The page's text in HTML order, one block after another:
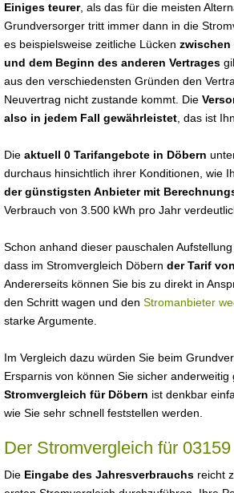
Einiges teurer, als das für die meisten
Grundversorger tritt immer dann in die
es beispielsweise zeitliche Lücken zwischen
und dem Beginn des anderen Vertrages
aus den verschiedensten Gründen den
Neuvertrag nicht zustande kommt. Die
also in jedem Fall gewährleistet , das ist
Die aktuell 0 Tarifangebote in Döbern
durchaus hinsichtlich ihrer Konditionen, wie
der günstigsten Anbieter mit
Verbrauch von 3.500 kWh pro Jahr
Schon anhand dieser pauschalen
dass im Stromvergleich Döbern der Tarif
Andererseits können Sie bis zu direkt in
den Schritt wagen und den Stromanbieter
starke Argumente.
Im Vergleich dazu würden Sie beim
Ersparnis von können Sie sicher
Stromvergleich für Döbern ist denkbar
wie Sie sehr schnell feststellen werden.
Der Stromvergleich für
Die Eingabe des Jahresverbrauchs reicht